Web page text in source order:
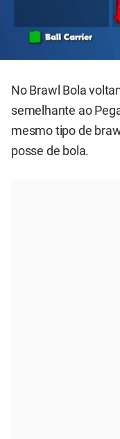
No Brawl Bola
semelhante ao
mesmo tipo de
posse de bola.